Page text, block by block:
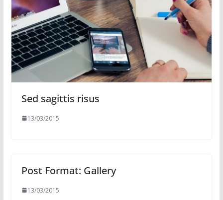
Sed sagittis risus
13/03/2015
Post Format: Gallery
13/03/2015